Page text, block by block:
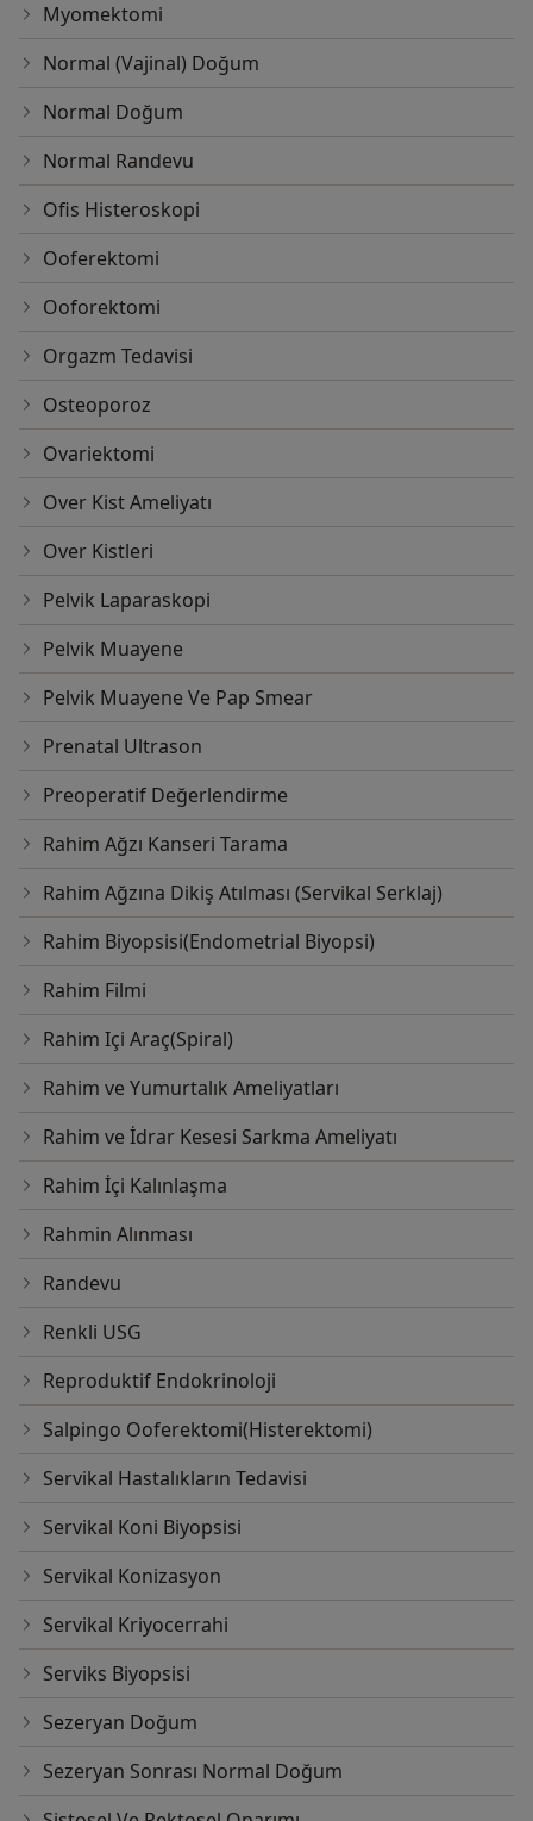
Myomektomi
Normal (Vajinal) Doğum
Normal Doğum
Normal Randevu
Ofis Histeroskopi
Ooferektomi
Ooforektomi
Orgazm Tedavisi
Osteoporoz
Ovariektomi
Over Kist Ameliyatı
Over Kistleri
Pelvik Laparaskopi
Pelvik Muayene
Pelvik Muayene Ve Pap Smear
Prenatal Ultrason
Preoperatif Değerlendirme
Rahim Ağzı Kanseri Tarama
Rahim Ağzına Dikiş Atılması (Servikal Serklaj)
Rahim Biyopsisi(Endometrial Biyopsi)
Rahim Filmi
Rahim Içi Araç(Spiral)
Rahim ve Yumurtalık Ameliyatları
Rahim ve İdrar Kesesi Sarkma Ameliyatı
Rahim İçi Kalınlaşma
Rahmin Alınması
Randevu
Renkli USG
Reproduktif Endokrinoloji
Salpingo Ooferektomi(Histerektomi)
Servikal Hastalıkların Tedavisi
Servikal Koni Biyopsisi
Servikal Konizasyon
Servikal Kriyocerrahi
Serviks Biyopsisi
Sezeryan Doğum
Sezeryan Sonrası Normal Doğum